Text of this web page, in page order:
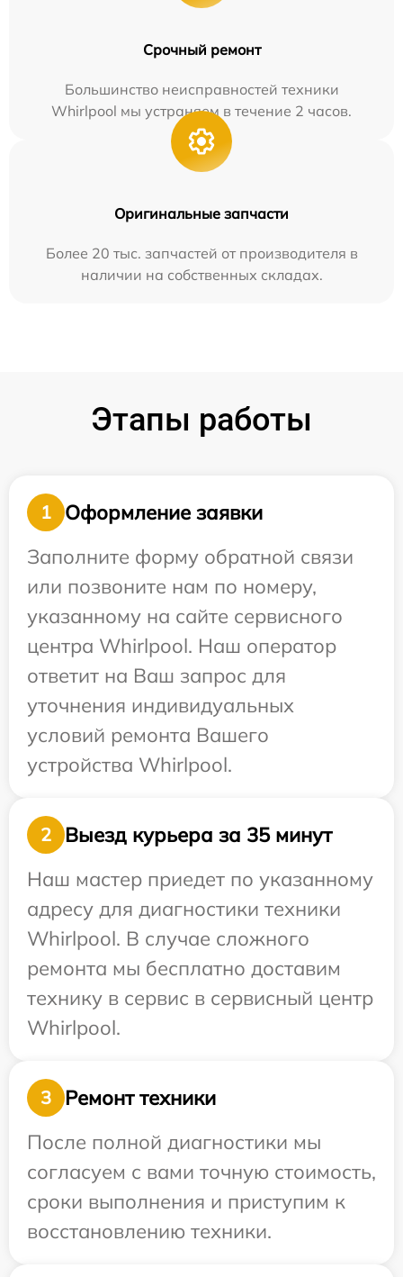
Срочный ремонт
Большинство неисправностей техники
Whirlpool мы устраняем в течение 2 часов.
Оригинальные запчасти
Более 20 тыс. запчастей от производителя в
наличии на собственных складах.
Этапы работы
1
Оформление заявки
Заполните форму обратной связи
или позвоните нам по номеру,
указанному на сайте сервисного
центра Whirlpool. Наш оператор
ответит на Ваш запрос для
уточнения индивидуальных
условий ремонта Вашего
устройства Whirlpool.
2
Выезд курьера за 35 минут
Наш мастер приедет по указанному
адресу для диагностики техники
Whirlpool. В случае сложного
ремонта мы бесплатно доставим
технику в сервис в сервисный центр
Whirlpool.
3
Ремонт техники
После полной диагностики мы
согласуем с вами точную стоимость,
сроки выполнения и приступим к
восстановлению техники.